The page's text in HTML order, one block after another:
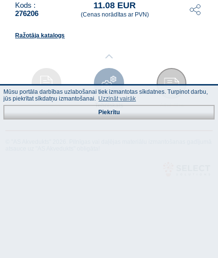
Kods :
276206
11.08 EUR
(Cenas norādītas ar PVN)
Ražotāja katalogs
Lietošanas
Tehniskais
apraksts
Atbilstība
Mūsu portāla darbības uzlabošanai tiek izmantotas sīkdatnes. Turpinot darbu,
jūs piekrītat sīkdatņu izmantošanai. Uzzināt vairāk
Piekrītu